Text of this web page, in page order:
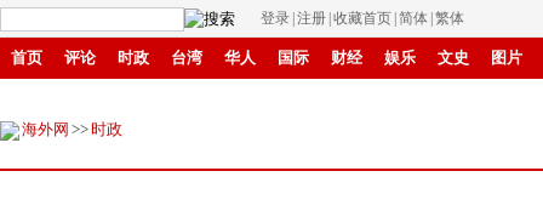
登录 注册 收藏首页 简体 繁体
首页 评论 时政 台湾 华人 国际 财经 娱乐 文史 图片
海外网 >> 时政